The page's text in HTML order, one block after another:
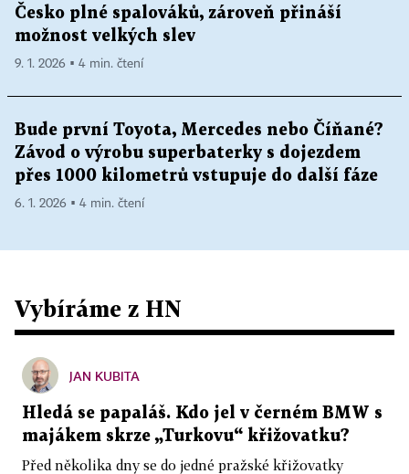
Česko plné spalováků, zároveň přináší
možnost velkých slev
9. 1. 2026 ▪ 4 min. čtení
Bude první Toyota, Mercedes nebo Číňané?
Závod o výrobu superbaterky s dojezdem
přes 1000 kilometrů vstupuje do další fáze
6. 1. 2026 ▪ 4 min. čtení
Vybíráme z HN
JAN KUBITA
Hledá se papaláš. Kdo jel v černém BMW s
majákem skrze „Turkovu“ křižovatku?
Před několika dny se do jedné pražské křižovatky